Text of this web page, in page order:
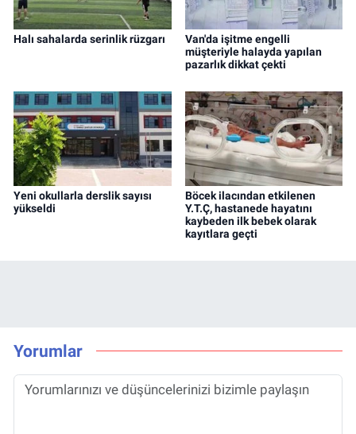
Halı sahalarda serinlik rüzgarı
Van'da işitme engelli
müşteriyle halayda yapılan
pazarlık dikkat çekti
Yeni okullarla derslik sayısı
yükseldi
Böcek ilacından etkilenen
Y.T.Ç, hastanede hayatını
kaybeden ilk bebek olarak
kayıtlara geçti
Yorumlar